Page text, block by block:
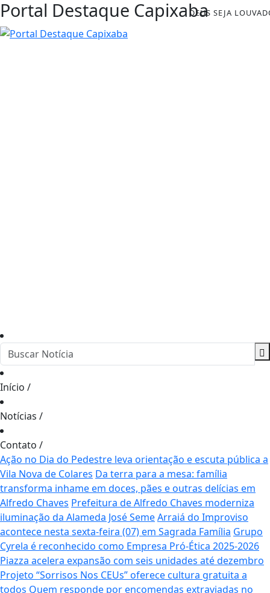
Portal Destaque CapixabaDEUS SEJA
Início /
Notícias /
Contato /
Ação no Dia do Pedestre leva orientação e escuta pública a
Vila Nova de Colares Da terra para a mesa: família
transforma inhame em doces, pães e outras delícias em
Alfredo Chaves Prefeitura de Alfredo Chaves moderniza
iluminação da Alameda José SemeArraiá do Improviso
acontece nesta sexta-feira (07) em Sagrada Família Grupo
Cyrela é reconhecido como Empresa Pró-Ética 2025-2026
Piazza acelera expansão com seis unidades até dezembro
Projeto “Sorrisos Nos CEUs” oferece cultura gratuita a
todos Quem responde por encomendas extraviadas no